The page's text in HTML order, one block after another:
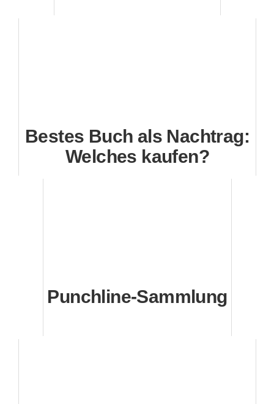
Bestes Buch als Nachtrag:
Welches kaufen?
Punchline-Sammlung